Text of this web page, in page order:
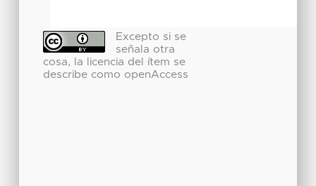
Excepto si se
señala otra
cosa, la licencia del ítem se
describe como openAccess